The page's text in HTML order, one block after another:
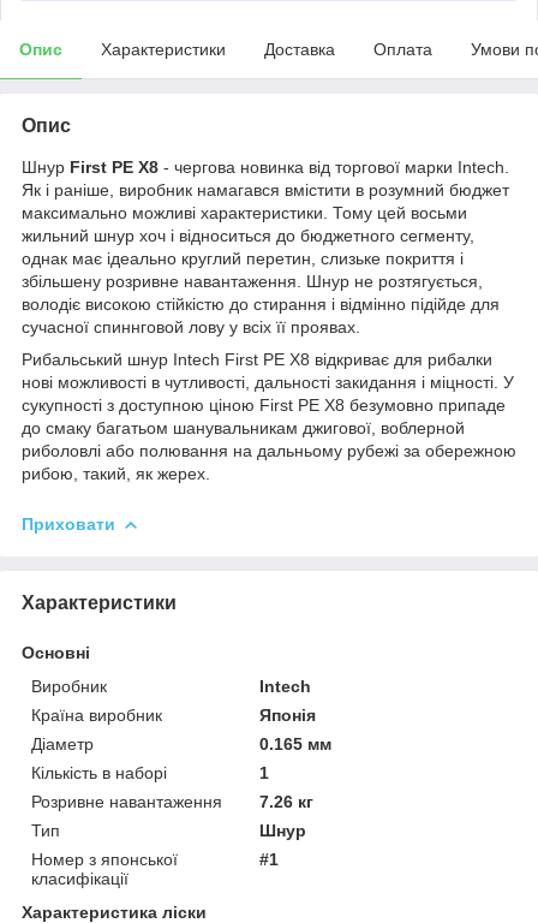
Опис Характеристики Доставка Оплата Умови
Опис
Шнур First PE X8 - чергова новинка від торгової марки Intech.
Як і раніше, виробник намагався вмістити в розумний бюджет
максимально можливі характеристики. Тому цей восьми
жильний шнур хоч і відноситься до бюджетного сегменту,
однак має ідеально круглий перетин, слизьке покриття і
збільшену розривне навантаження. Шнур не розтягується,
володіє високою стійкістю до стирання і відмінно підійде для
сучасної спиннговой лову у всіх її проявах.
Рибальський шнур Intech First PE X8 відкриває для рибалки
нові можливості в чутливості, дальності закидання і міцності. У
сукупності з доступною ціною First PE X8 безумовно припаде
до смаку багатьом шанувальникам джигової, воблерной
риболовлі або полювання на дальньому рубежі за обережною
рибою, такий, як жерех.
Приховати
Характеристики
Основні
Виробник
Intech
Країна виробник
Японія
Діаметр
0.165 мм
Кількість в наборі
1
Розривне навантаження
7.26 кг
Тип
Шнур
Номер з японської
класифікації
#1
Характеристика ліски